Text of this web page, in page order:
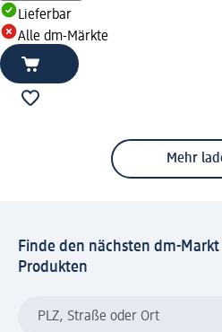
Lieferbar
Alle dm-Märkte
Mehr
Finde den nächsten dm-
Produkten
PLZ, Straße oder Ort